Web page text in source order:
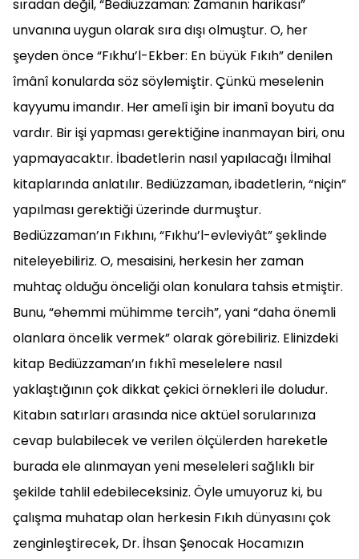
sıradan değil, “Bediüzzaman: Zamanın harikası”
unvanına uygun olarak sıra dışı olmuştur. O, her
şeyden önce “Fıkhu’l-Ekber: En büyük Fıkıh” denilen
îmânî konularda söz söylemiştir. Çünkü meselenin
kayyumu imandır. Her amelî işin bir imanî boyutu da
vardır. Bir işi yapması gerektiğine inanmayan biri, onu
yapmayacaktır. İbadetlerin nasıl yapılacağı İlmihal
kitaplarında anlatılır. Bediüzzaman, ibadetlerin, “niçin”
yapılması gerektiği üzerinde durmuştur.
Bediüzzaman’ın Fıkhını, “Fıkhu’l-evleviyât” şeklinde
niteleyebiliriz. O, mesaisini, herkesin her zaman
muhtaç olduğu önceliği olan konulara tahsis etmiştir.
Bunu, “ehemmi mühimme tercih”, yani “daha önemli
olanlara öncelik vermek” olarak görebiliriz. Elinizdeki
kitap Bediüzzaman’ın fıkhî meselelere nasıl
yaklaştığının çok dikkat çekici örnekleri ile doludur.
Kitabın satırları arasında nice aktüel sorularınıza
cevap bulabilecek ve verilen ölçülerden hareketle
burada ele alınmayan yeni meseleleri sağlıklı bir
şekilde tahlil edebileceksiniz. Öyle umuyoruz ki, bu
çalışma muhatap olan herkesin Fıkıh dünyasını çok
zenginleştirecek, Dr. İhsan Şenocak Hocamızın